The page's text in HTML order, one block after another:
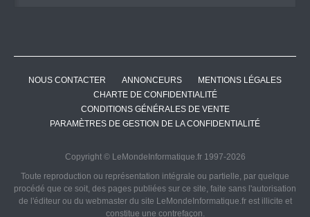
NOUS CONTACTER ANNONCEURS
MENTIONS LÉGALES
CHARTE DE CONFIDENTIALITÉ
CONDITIONS GÉNÉRALES DE VENTE
PARAMÈTRES DE GESTION DE LA CONFIDENTIALITÉ
Copyright © LeMondeInformatique.fr 1997-2026
Toute reproduction ou représentation intégrale ou partielle, par quelque
procédé que ce soit, des pages publiées sur ce site, faite sans l'autorisation
de l'éditeur ou du webmaster du site LeMondeInformatique.fr est illicite et
constitue une contrefaçon.